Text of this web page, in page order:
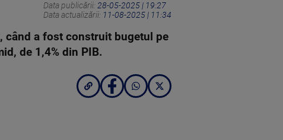
Data publicării: 28-05-2025 | 19:27
Data actualizării: 11-08-2025 | 11:34
când a fost construit bugetul pe
de 1,4% din PIB.